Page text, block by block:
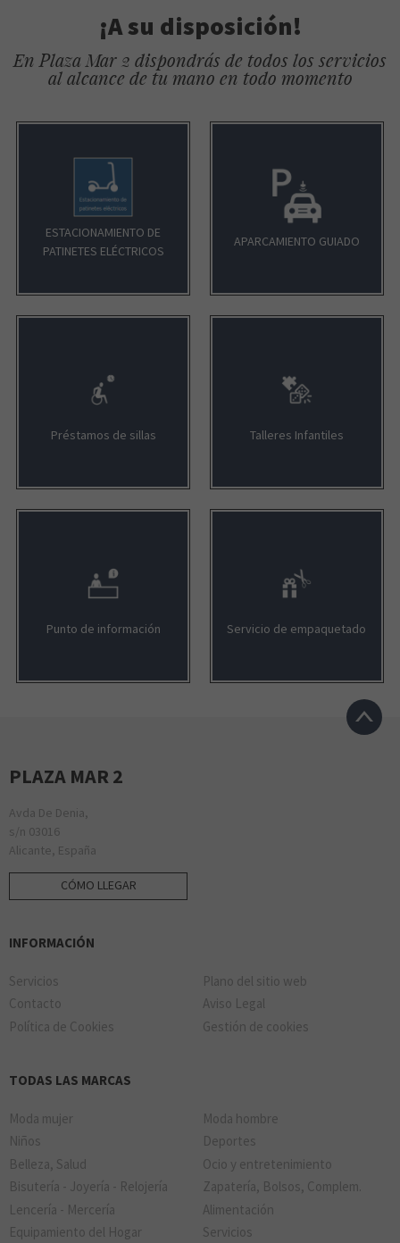
¡A su disposición!
En Plaza Mar 2 dispondrás de todos los servicios
al alcance de tu mano en todo momento
ESTACIONAMIENTO DE
PATINETES ELÉCTRICOS
APARCAMIENTO GUIADO
Préstamos de sillas Talleres Infantiles
Punto de información Servicio de empaquetado
PLAZA MAR 2
Avda De Denia,
s/n 03016
Alicante, España
CÓMO LLEGAR
INFORMACIÓN
Servicios
Plano del sitio web
Contacto
Aviso Legal
Política de Cookies
Gestión de cookies
TODAS LAS MARCAS
Moda mujer
Moda hombre
Niños
Deportes
Belleza, Salud
Ocio y entretenimiento
Bisutería - Joyería - Relojería
Zapatería, Bolsos, Complem.
Lencería - Mercería
Alimentación
Equipamiento del Hogar
Servicios